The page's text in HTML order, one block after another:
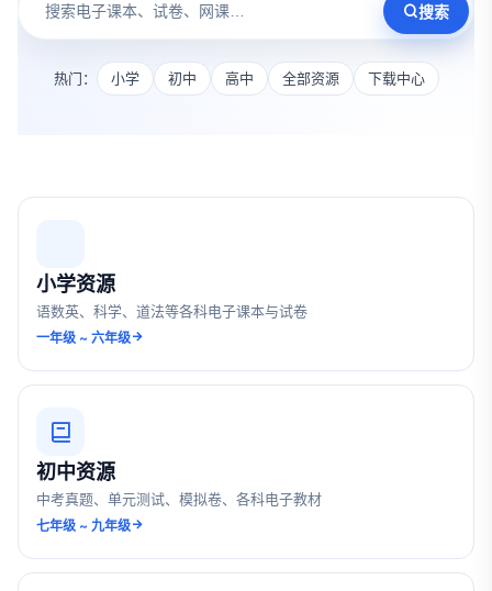
搜索
热门： 小学 初中 高中 全部资源 下载中心
小学资源
语数英、科学、道法等各科电子课本与试卷
一年级 ~ 六年级
初中资源
中考真题、单元测试、模拟卷、各科电子教材
七年级 ~ 九年级